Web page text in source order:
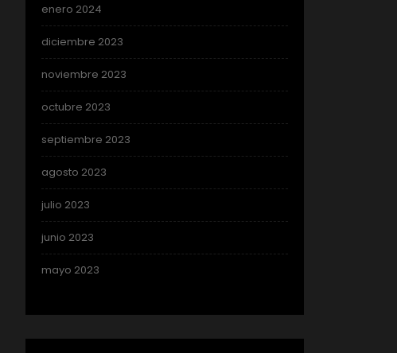
enero 2024
diciembre 2023
noviembre 2023
octubre 2023
septiembre 2023
agosto 2023
julio 2023
junio 2023
mayo 2023